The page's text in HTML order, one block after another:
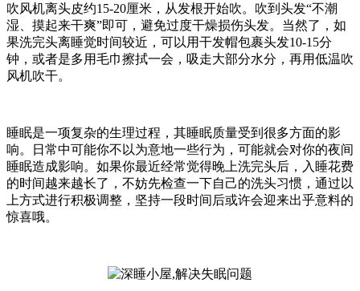
吹风机离头皮约15-20厘米，从发根开始吹。吹到头发“不潮
湿、摸起来干爽”即可，避免过度干燥损伤头发。当然了，如
果洗完头离睡觉时间较近，可以用干发帽包裹头发10-15分
钟，或者是多用毛巾擦拭一会，吸走大部分水分，再用低温吹
风机吹干。
睡眠是一项复杂的生理过程，其睡眠质量受到很多方面的影
响。日常中可能你不以为意地一些行为，可能就会对你的夜间
睡眠造成影响。如果你最近经常觉得晚上洗完头后，入睡花费
的时间越来越长了，不妨先检查一下自己的洗头习惯，通过以
上方式进行积极调整，坚持一段时间后或许会迎来出乎意料的
惊喜哦。